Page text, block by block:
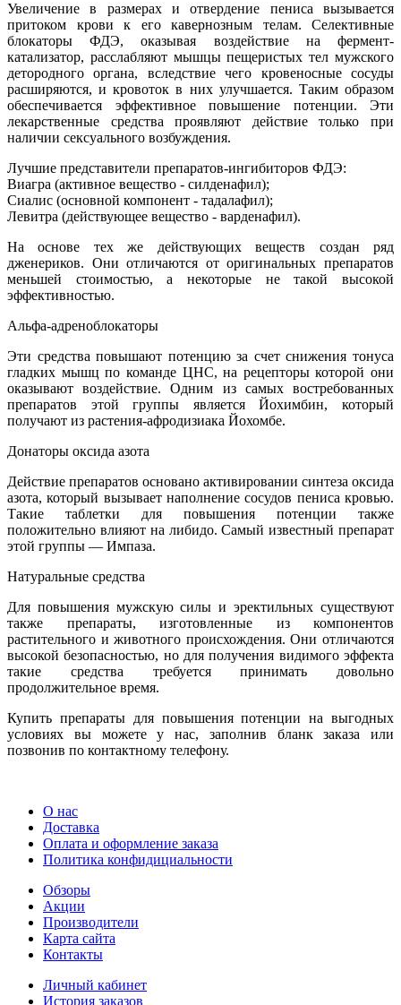
Увеличение в размерах и отвердение пениса вызывается
притоком крови к его кавернозным телам. Селективные
блокаторы ФДЭ, оказывая воздействие на фермент-
катализатор, расслабляют мышцы пещеристых тел мужского
детородного органа, вследствие чего кровеносные сосуды
расширяются, и кровоток в них улучшается. Таким образом
обеспечивается эффективное повышение потенции. Эти
лекарственные средства проявляют действие только при
наличии сексуального возбуждения.
Лучшие представители препаратов-ингибиторов ФДЭ:
Виагра (активное вещество - силденафил);
Сиалис (основной компонент - тадалафил);
Левитра (действующее вещество - варденафил).
На основе тех же действующих веществ создан ряд
дженериков. Они отличаются от оригинальных препаратов
меньшей стоимостью, а некоторые не такой высокой
эффективностью.
Альфа-адреноблокаторы
Эти средства повышают потенцию за счет снижения тонуса
гладких мышц по команде ЦНС, на рецепторы которой они
оказывают воздействие. Одним из самых востребованных
препаратов этой группы является Йохимбин, который
получают из растения-афродизиака Йохомбе.
Донаторы оксида азота
Действие препаратов основано активировании синтеза оксида
азота, который вызывает наполнение сосудов пениса кровью.
Такие таблетки для повышения потенции также
положительно влияют на либидо. Самый известный препарат
этой группы — Импаза.
Натуральные средства
Для повышения мужскую силы и эректильных существуют
также препараты, изготовленные из компонентов
растительного и животного происхождения. Они отличаются
высокой безопасностью, но для получения видимого эффекта
такие средства требуется принимать довольно
продолжительное время.
Купить препараты для повышения потенции на выгодных
условиях вы можете у нас, заполнив бланк заказа или
позвонив по контактному телефону.
О нас
Доставка
Оплата и оформление заказа
Политика конфидициальности
Обзоры
Акции
Производители
Карта сайта
Контакты
Личный кабинет
История заказов